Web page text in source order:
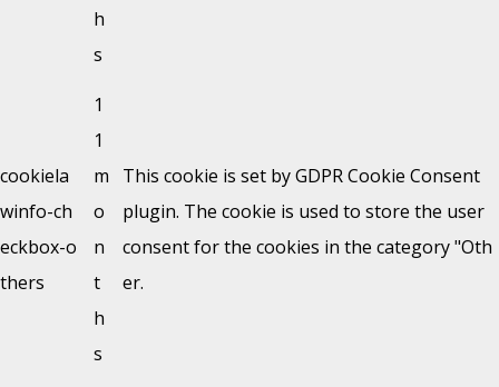
h
s
cookiela
winfo-ch
eckbox-o
thers
1
1
m
o
n
t
h
s
This cookie is set by GDPR Cookie Consent
plugin. The cookie is used to store the user
consent for the cookies in the category "Oth
er.